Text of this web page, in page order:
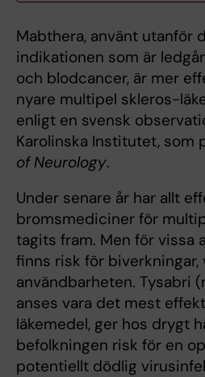
Mabthera, använt utanför
indikationen som är
och blodcancer, är mer
nyare multipel skleros-
enligt en svensk
Karolinska Institutet, som
of Neurology.
Under senare år har allt
bromsmediciner för
tagits fram. Men för vissa
finns risk för biverkningar,
användbarheten. Tysabri
anses vara det mest
läkemedel, ger hos drygt
befolkningen risk för en
potentiellt dödlig